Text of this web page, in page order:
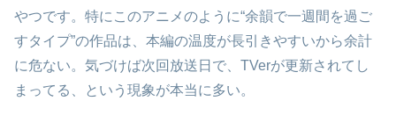
やつです。特にこのアニメのように“余韻で一週間を過ご
すタイプ”の作品は、本編の温度が長引きやすいから余計
に危ない。気づけば次回放送日で、TVerが更新されてし
まってる、という現象が本当に多い。